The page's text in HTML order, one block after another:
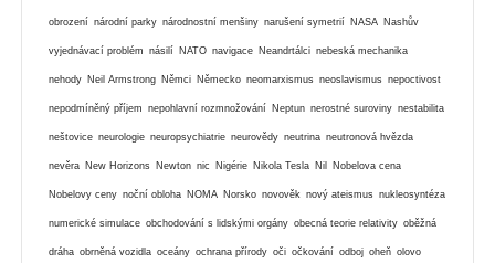
obrození národní parky národnostní menšiny narušení symetrií NASA Nashův
vyjednávací problém násilí NATO navigace Neandrtálci nebeská mechanika
nehody Neil Armstrong Němci Německo neomarxismus neoslavismus nepoctivost
nepodmíněný příjem nepohlavní rozmnožování Neptun nerostné suroviny nestabilita
neštovice neurologie neuropsychiatrie neurovědy neutrina neutronová hvězda
nevěra New Horizons Newton nic Nigérie Nikola Tesla Nil Nobelova cena
Nobelovy ceny noční obloha NOMA Norsko novověk nový ateismus nukleosyntéza
numerické simulace obchodování s lidskými orgány obecná teorie relativity oběžná
dráha obrněná vozidla oceány ochrana přírody oči očkování odboj oheň olovo